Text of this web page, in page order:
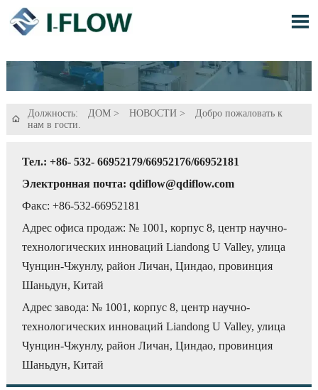


Должность: ДОМ> НОВОСТИ>
Добро пожаловать к
нам в гости.
Тел.: +86- 532- 66952179/66952176/66952181
Электронная почта: qdiflow@qdiflow.com
Факс: +86-532-66952181
Адрес офиса продаж: № 1001, корпус 8, центр научно-
технологических инноваций Liandong U Valley, улица
Чунцин-Чжунлу, район Личан, Циндао, провинция
Шаньдун, Китай
Адрес завода: № 1001, корпус 8, центр научно-
технологических инноваций Liandong U Valley, улица
Чунцин-Чжунлу, район Личан, Циндао, провинция
Шаньдун, Китай